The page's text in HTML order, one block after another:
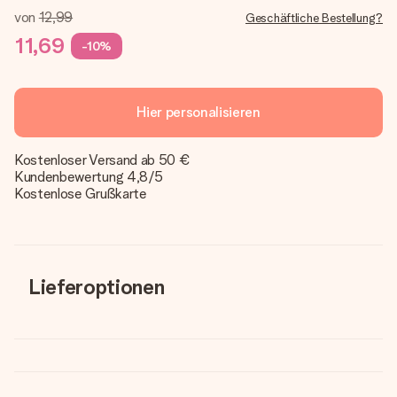
von 12,99
11,69 -10%
Geschäftliche Bestellung?
Hier personalisieren
Kostenloser Versand ab 50 €
Kundenbewertung 4,8/5
Kostenlose Grußkarte
Lieferoptionen